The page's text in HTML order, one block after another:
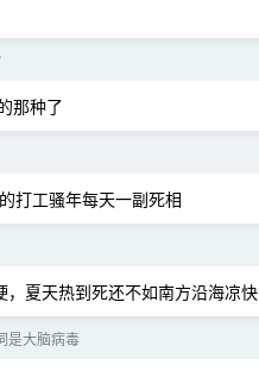
那种了
打工骚年每天一副死相
夏天热到死还不如南方沿海凉快
是大脑病毒